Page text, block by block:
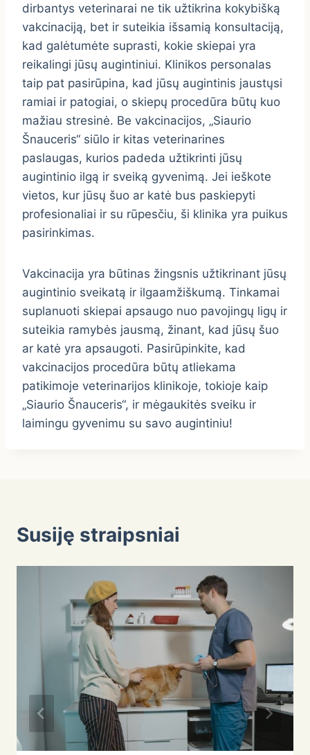
dirbantys veterinarai ne tik užtikrina kokybišką
vakcinaciją, bet ir suteikia išsamią konsultaciją,
kad galėtumėte suprasti, kokie skiepai yra
reikalingi jūsų augintiniui. Klinikos personalas
taip pat pasirūpina, kad jūsų augintinis jaustųsi
ramiai ir patogiai, o skiepų procedūra būtų kuo
mažiau stresinė. Be vakcinacijos, „Siaurio
Šnauceris“ siūlo ir kitas veterinarines
paslaugas, kurios padeda užtikrinti jūsų
augintinio ilgą ir sveiką gyvenimą. Jei ieškote
vietos, kur jūsų šuo ar katė bus paskiepyti
profesionaliai ir su rūpesčiu, ši klinika yra puikus
pasirinkimas.
Vakcinacija yra būtinas žingsnis užtikrinant jūsų
augintinio sveikatą ir ilgaamžiškumą. Tinkamai
suplanuoti skiepai apsaugo nuo pavojingų ligų ir
suteikia ramybės jausmą, žinant, kad jūsų šuo
ar katė yra apsaugoti. Pasirūpinkite, kad
vakcinacijos procedūra būtų atliekama
patikimoje veterinarijos klinikoje, tokioje kaip
„Siaurio Šnauceris“, ir mėgaukitės sveiku ir
laimingu gyvenimu su savo augintiniu!
Susiję straipsniai